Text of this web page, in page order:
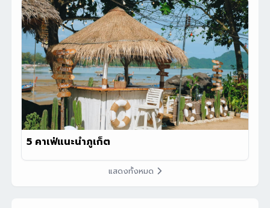
5 คาเฟ่แนะนำภูเก็ต
แสดงทั้งหมด